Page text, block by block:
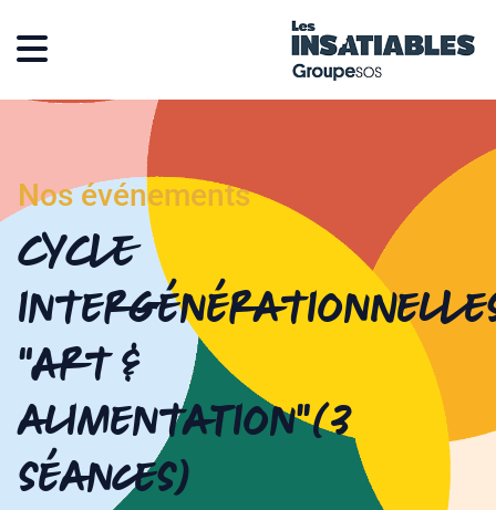
Nos événements
CYCLE
“Art &
alimentation”(3
séances)